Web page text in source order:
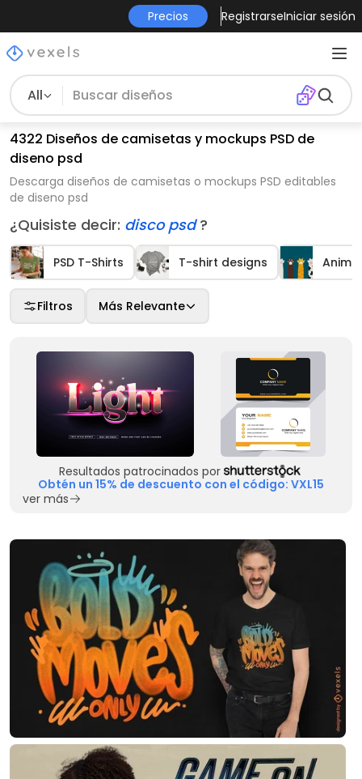
Precios RegistrarseIniciar sesión
All
4322 Diseños de camisetas y mockups PSD de
diseno psd
Descarga diseños de camisetas o mockups PSD editables
de diseno psd
¿Quisiste decir: disco psd?
PSD T-Shirts T-shirt designs
Filtros Más Relevante
Resultados patrocinados por
Obtén un 15% de descuento con el código: VXL15
ver más